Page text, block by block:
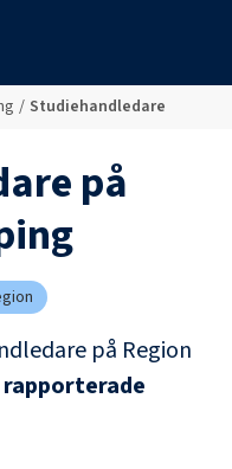
/ Studiehandledare
på
på Region
rapporterade